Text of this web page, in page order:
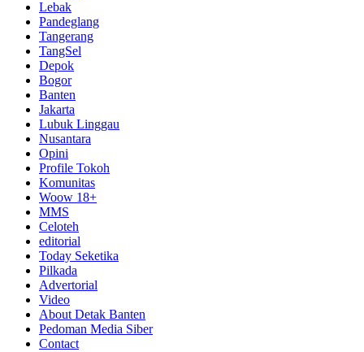
Lebak
Pandeglang
Tangerang
TangSel
Depok
Bogor
Banten
Jakarta
Lubuk Linggau
Nusantara
Opini
Profile Tokoh
Komunitas
Woow 18+
MMS
Celoteh
editorial
Today Seketika
Pilkada
Advertorial
Video
About Detak Banten
Pedoman Media Siber
Contact